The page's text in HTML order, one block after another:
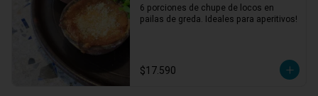
6 porciones de chupe de locos en
pailas de greda. Ideales para aperitivos!
$17.590